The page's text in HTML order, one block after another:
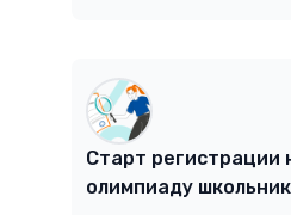
Старт регистрации
олимпиаду